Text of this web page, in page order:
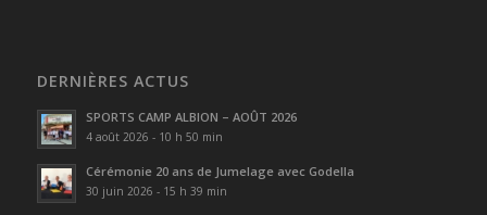
DERNIÈRES ACTUS
SPORTS CAMP ALBION – AOÛT 2026
4 août 2026 - 10 h 50 min
Cérémonie 20 ans de Jumelage avec Godella
30 juin 2026 - 15 h 39 min